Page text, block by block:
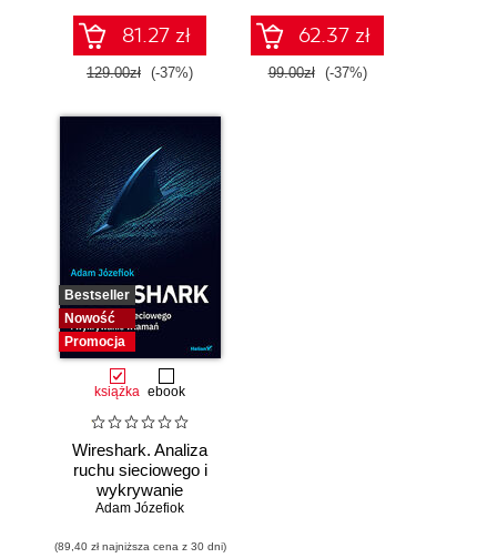
81.27 zł
129.00zł (-37%)
62.37 zł
99.00zł (-37%)
Bestseller
Nowość
Promocja
książka ebook
Wireshark. Analiza
ruchu sieciowego i
wykrywanie
włamań
Adam Józefiok
(89,40 zł najniższa cena z 30 dni)